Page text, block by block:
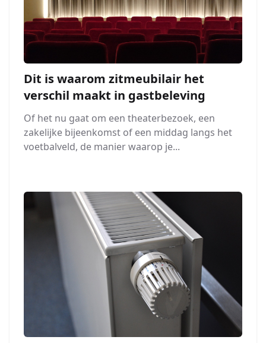
Dit is waarom zitmeubilair het
verschil maakt in gastbeleving
Of het nu gaat om een theaterbezoek, een
zakelijke bijeenkomst of een middag langs het
voetbalveld, de manier waarop je...